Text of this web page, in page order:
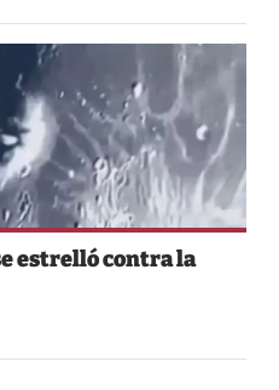
estrelló contra la